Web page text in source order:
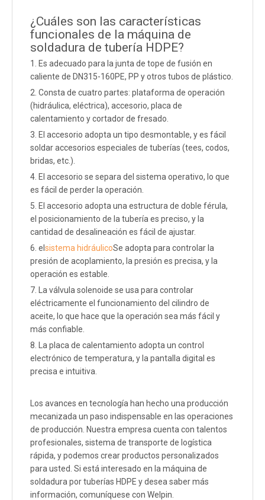
¿Cuáles son las características
funcionales de la máquina de
soldadura de tubería HDPE?
1. Es adecuado para la junta de tope de fusión en
caliente de DN315-160PE, PP y otros tubos de plástico.
2. Consta de cuatro partes: plataforma de operación
(hidráulica, eléctrica), accesorio, placa de
calentamiento y cortador de fresado.
3. El accesorio adopta un tipo desmontable, y es fácil
soldar accesorios especiales de tuberías (tees, codos,
bridas, etc.).
4. El accesorio se separa del sistema operativo, lo que
es fácil de perder la operación.
5. El accesorio adopta una estructura de doble férula,
el posicionamiento de la tubería es preciso, y la
cantidad de desalineación es fácil de ajustar.
6. el sistema hidráulicoSe adopta para controlar la
presión de acoplamiento, la presión es precisa, y la
operación es estable.
7. La válvula solenoide se usa para controlar
eléctricamente el funcionamiento del cilindro de
aceite, lo que hace que la operación sea más fácil y
más confiable.
8. La placa de calentamiento adopta un control
electrónico de temperatura, y la pantalla digital es
precisa e intuitiva.
Los avances en tecnología han hecho una producción
mecanizada un paso indispensable en las operaciones
de producción. Nuestra empresa cuenta con talentos
profesionales, sistema de transporte de logística
rápida, y podemos crear productos personalizados
para usted. Si está interesado en la máquina de
soldadura por tuberías HDPE y desea saber más
información, comuníquese con Welpin.